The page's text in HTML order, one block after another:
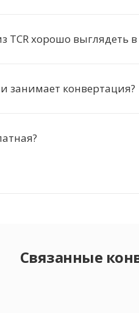
TCR хорошо выглядеть в
занимает конвертация?
Связанные